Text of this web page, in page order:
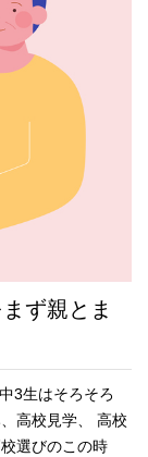
ず親とま
3生はそろそろ
高校見学、 高校
選びのこの時